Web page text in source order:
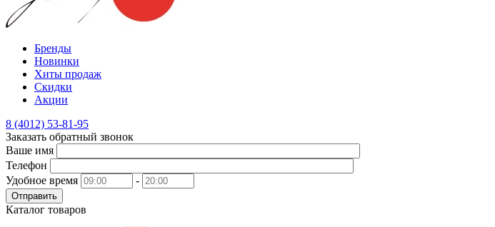
Бренды
Новинки
Хиты продаж
Скидки
Акции
8 (4012) 53-81-95
Заказать обратный звонок
Ваше имя
Телефон
Удобное время
-
Отправить
Каталог товаров